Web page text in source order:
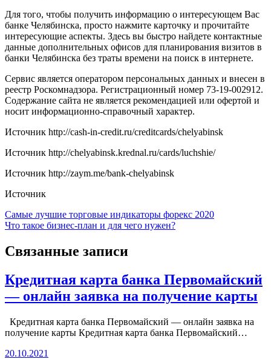
Для того, чтобы получить информацию о интересующем Вас
банке Челябинска, просто нажмите карточку и прочитайте
интересующие аспекты. Здесь вы быстро найдете контактные
данные дополнительных офисов для планирования визитов в
банки Челябинска без траты времени на поиск в интернете.
Сервис является оператором персональных данных и внесен в
реестр Роскомнадзора. Регистрационный номер 73-19-002912.
Содержание сайта не является рекомендацией или офертой и
носит информационно-справочный характер.
Источник http://cash-in-credit.ru/creditcards/chelyabinsk
Источник http://chelyabinsk.krednal.ru/cards/luchshie/
Источник http://zaym.me/bank-chelyabinsk
Источник
Навигация
по
записям
Самые лучшие торговые индикаторы форекс 2020
Что такое бизнес-план и для чего нужен?
Связанные записи
Кредитная карта банка Первомайский
— онлайн заявка на получение карты
Кредитная карта банка Первомайский — онлайн заявка на
получение карты Кредитная карта банка Первомайский…
20.10.2021